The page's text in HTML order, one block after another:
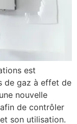
est
de gaz à effet de
nouvelle
de contrôler
son utilisation.